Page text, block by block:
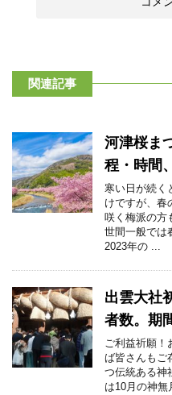
関連記事
河津桜ま
程・時間
寒い日が続く
けですが、春
咲く梅派の方
世間一般では
2023年の ...
出雲大社
者数。期
ご利益祈願！
ば皆さんもご
つ伝統ある神
は10月の神無